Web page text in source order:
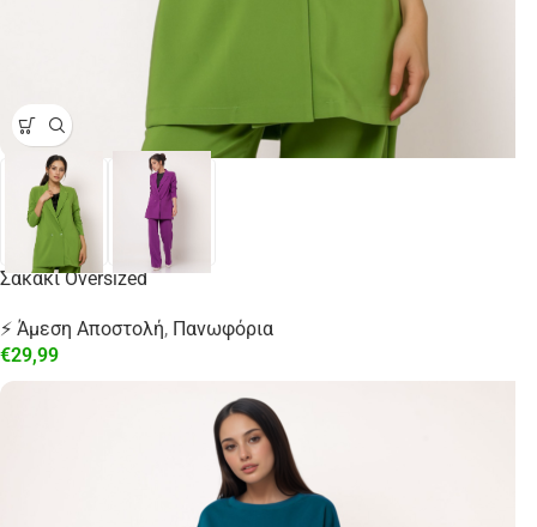
Σακάκι Oversized
⚡ Άμεση Αποστολή, Πανωφόρια
€29,99